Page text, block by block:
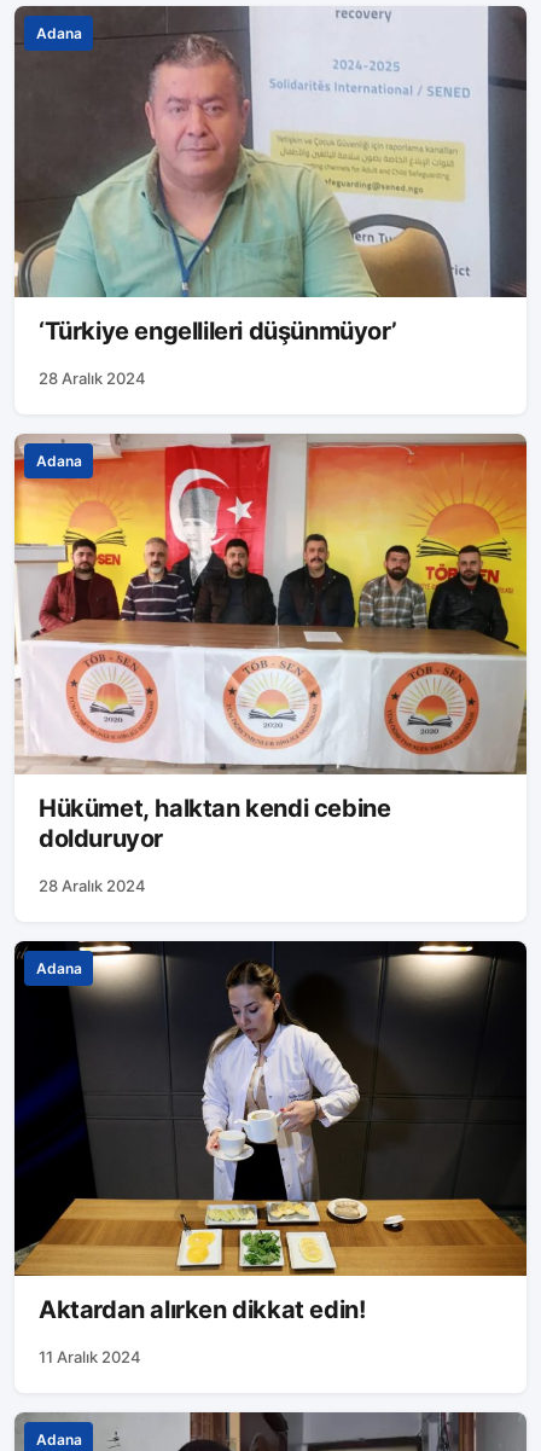
Adana
‘Türkiye engellileri düşünmüyor’
28 Aralık 2024
Adana
Hükümet, halktan kendi cebine
dolduruyor
28 Aralık 2024
Adana
Aktardan alırken dikkat edin!
11 Aralık 2024
Adana